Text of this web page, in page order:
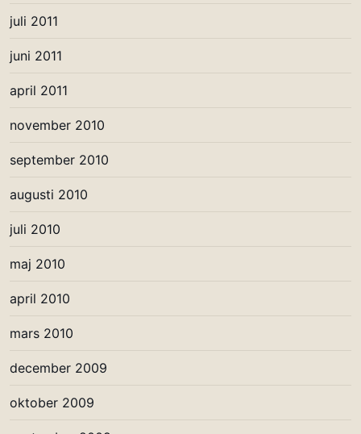
juli 2011
juni 2011
april 2011
november 2010
september 2010
augusti 2010
juli 2010
maj 2010
april 2010
mars 2010
december 2009
oktober 2009